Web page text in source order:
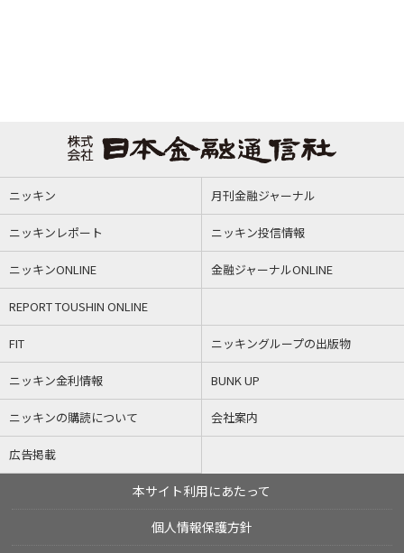
ニッキン 月刊金融ジャーナル
ニッキンレポート ニッキン投信情報
ニッキンONLINE 金融ジャーナルONLINE
REPORT TOUSHIN ONLINE
FIT ニッキングループの出版物
ニッキン金利情報 BUNK UP
ニッキンの購読について 会社案内
広告掲載
本サイト利用にあたって
個人情報保護方針